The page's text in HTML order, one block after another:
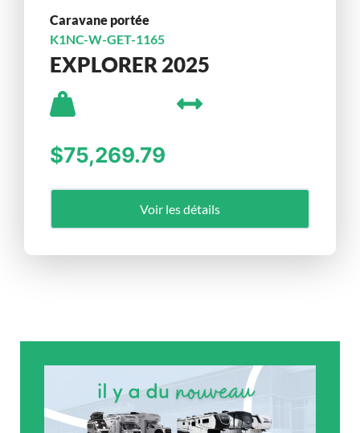
Caravane portée
K1NC-W-GET-1165
EXPLORER 2025
$75,269.79
Voir les détails